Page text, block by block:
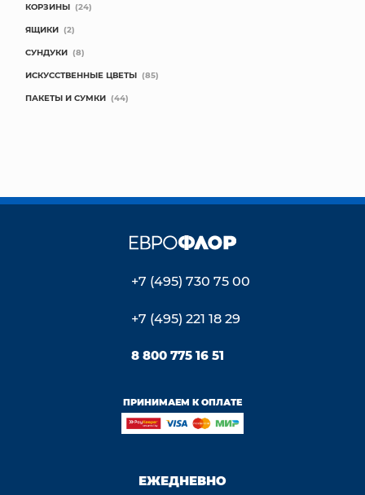
КОРЗИНЫ (24)
ЯЩИКИ (2)
СУНДУКИ (8)
ИСКУССТВЕННЫЕ ЦВЕТЫ (85)
ПАКЕТЫ И СУМКИ (44)
+7 (495) 730 75 00
+7 (495) 221 18 29
8 800 775 16 51
ПРИНИМАЕМ К ОПЛАТЕ
ЕЖЕДНЕВНО